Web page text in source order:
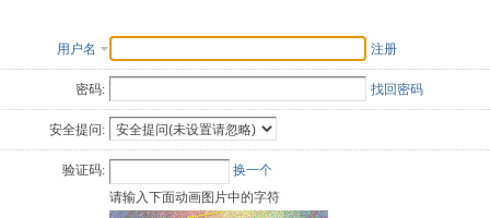
用户名 注册
密码: 找回密码
安全提问:
验证码:
换一个
请输入下面动画图片中的字符